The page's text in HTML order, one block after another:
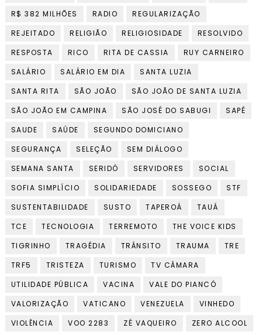
R$ 382 MILHÕES
RADIO
REGULARIZAÇÃO
REJEITADO
RELIGIÃO RELIGIOSIDADE
RESOLVIDO
RESPOSTA
RICO RITA DE CASSIA
RUY CARNEIRO
SALÁRIO
SALÁRIO EM DIA
SANTA LUZIA
SANTA RITA
SÃO JOÃO
SÃO JOÃO DE SANTA LUZIA
SÃO JOÃO EM CAMPINA
SÃO JOSÉ DO SABUGI
SAPÉ
SAUDE
SAÚDE
SEGUNDO DOMICIANO
SEGURANÇA
SELEÇÃO
SEM DIÁLOGO
SEMANA SANTA
SERIDÓ SERVIDORES
SOCIAL
SOFIA SIMPLÍCIO
SOLIDARIEDADE SOSSEGO
STF
SUSTENTABILIDADE
SUSTO TAPEROÁ
TAUÁ
TCE
TECNOLOGIA TERREMOTO
THE VOICE KIDS
TIGRINHO
TRAGÉDIA TRÂNSITO TRAUMA
TRE
TRF5
TRISTEZA TURISMO
TV CÂMARA
UTILIDADE PÚBLICA
VACINA
VALE DO PIANCÓ
VALORIZAÇÃO
VATICANO VENEZUELA
VINHEDO
VIOLÊNCIA
VOO 2283 ZÉ VAQUEIRO ZERO ALCOOL